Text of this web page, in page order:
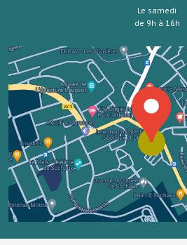
Le samedi
de 9h à 16h